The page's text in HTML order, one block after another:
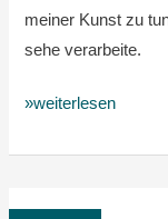
meiner Kunst zu
sehe verarbeite.
Begegnung
»weiterlesen